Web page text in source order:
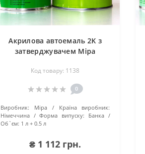
Акрилова автоемаль 2K з
затверджувачем Mipa
Код товару: 1138
0
Виробник: Mipa
Країна виробник:
Німеччина
Форма випуску:
Банка
Об`єм: 1 л + 0.5 л
₴ 1 112 грн.